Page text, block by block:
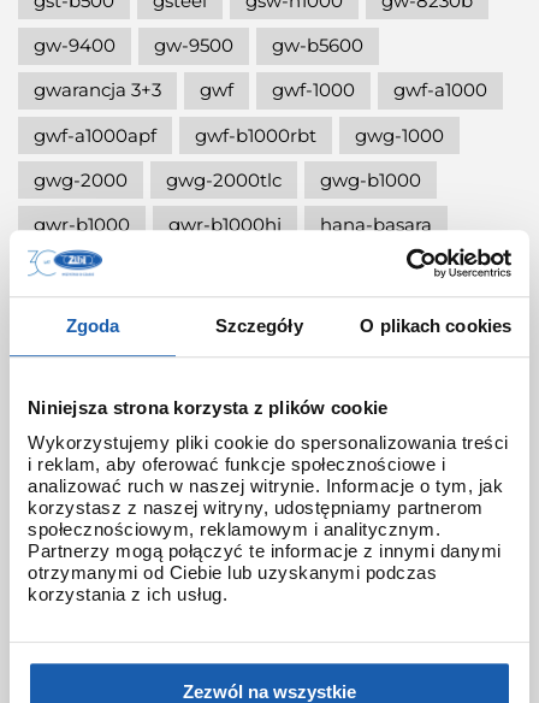
Zgoda Szczegóły O plikach cookies
Niniejsza strona korzysta z plików cookie
Wykorzystujemy pliki cookie do spersonalizowania treści
i reklam, aby oferować funkcje społecznościowe i
analizować ruch w naszej witrynie. Informacje o tym, jak
korzystasz z naszej witryny, udostępniamy partnerom
społecznościowym, reklamowym i analitycznym.
Partnerzy mogą połączyć te informacje z innymi danymi
otrzymanymi od Ciebie lub uzyskanymi podczas
korzystania z ich usług.
Zezwól na wszystkie
gw-9400
gw-9500
gw-b5600
gwarancja 3+3
gwf gwf-1000
gwf-a1000
gwf-a1000apf
gwf-b1000rbt
gwg-1000
gwg-2000
gwg-2000tlc
gwg-b1000
gwr-b1000
gwr-b1000hj
hana-basara
hidden talents
ignite red
illuminator g-shock
iluminator g-shock
iluminator w zegarku
instrukcja
jak czyścić g-shocka
jak skrócić bransoletę w g-shock?
jak ustawić zegarek g-shock ga-2100?
jak włączyć podświetlenie w zegarku
jak wymienić baterię gshock?
jaki g-shock wybrać
jaki zegarek damski kupić